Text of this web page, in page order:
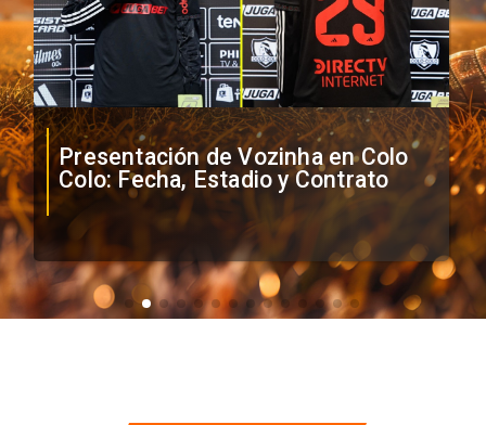
Presentación de Vozinha en Colo
Colo: Fecha, Estadio y Contrato